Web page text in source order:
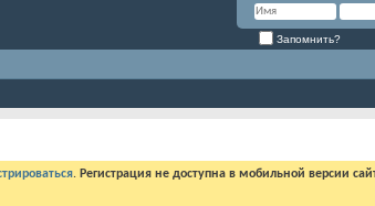
Запомнить?
. Регистрация не доступна в мобильной версии